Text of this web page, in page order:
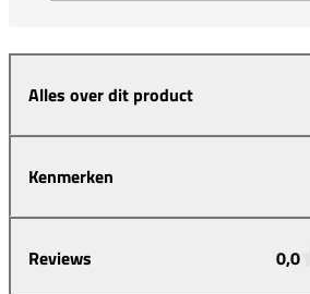
Alles over dit product
Kenmerken
Reviews 0,0